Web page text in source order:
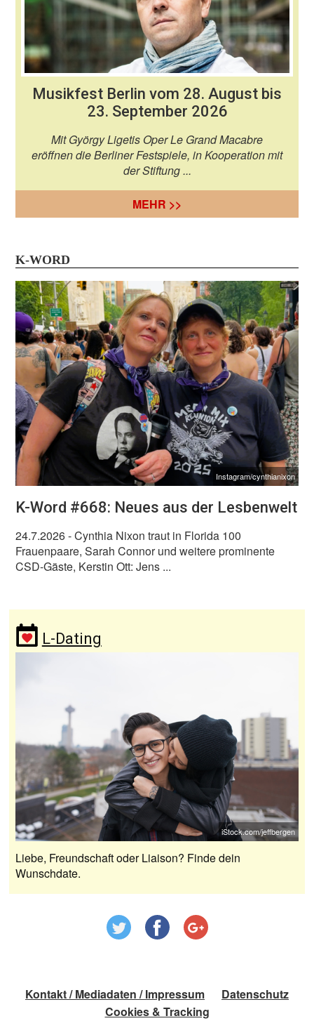
Musikfest Berlin vom 28. August bis
23. September 2026
Mit György Ligetis Oper Le Grand Macabre
eröffnen die Berliner Festspiele, in Kooperation mit
der Stiftung ...
MEHR >>
K-WORD
Instagram/cynthianixon
K-Word #668: Neues aus der Lesbenwelt
24.7.2026- Cynthia Nixon traut in Florida 100
Frauenpaare, Sarah Connor und weitere prominente
CSD-Gäste, Kerstin Ott: Jens ...
L-Dating
iStock.com/jeffbergen
Liebe, Freundschaft oder Liaison? Finde dein
Wunschdate.
Kontakt / Mediadaten / Impressum
Datenschutz
Cookies & Tracking